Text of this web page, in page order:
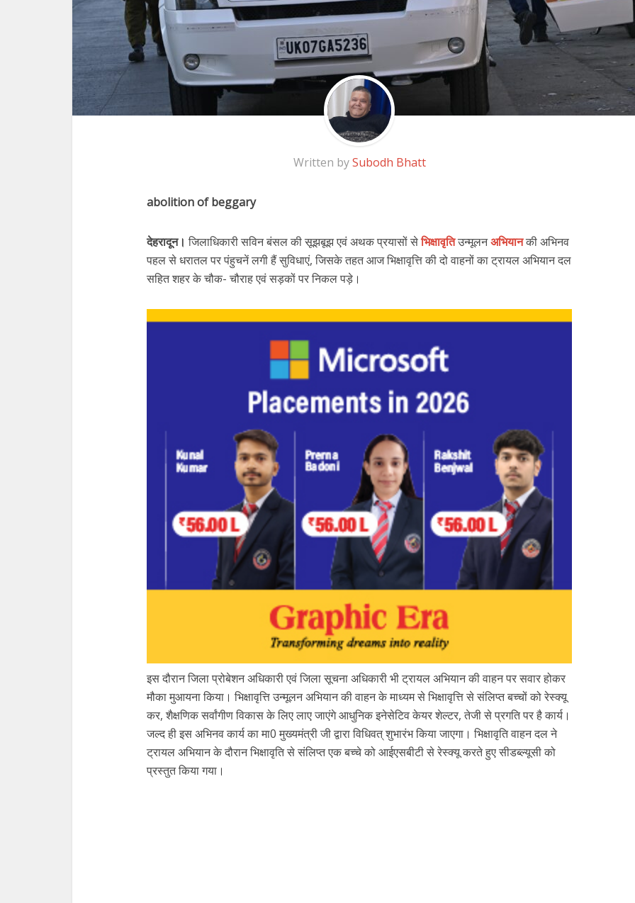
Written bySubodh Bhatt
abolition of beggary
देहरादून।जिलाधिकारी सविन बंसल की सूझबूझ एवं अथक प्रयासों सेभिक्षावृतिउन्मूलनअभियानकी अभिनव
पहल से धरातल पर पंहुचनें लगी हैं सुविधाएं, जिसके तहत आज भिक्षावृत्ति की दो वाहनों का ट्रायल अभियान दल
सहित शहर के चौक- चौराह एवं सड़कों पर निकल पड़े।
इस दौरान जिला प्रोबेशन अधिकारी एवं जिला सूचना अधिकारी भी ट्रायल अभियान की वाहन पर सवार होकर
मौका मुआयना किया। भिक्षावृत्ति उन्मूलन अभियान की वाहन के माध्यम से भिक्षावृत्ति से संलिप्त बच्चों को रेस्क्यू
कर, शैक्षणिक सर्वांगीण विकास के लिए लाए जाएंगे आधुनिक इनेसेटिव केयर शेल्टर, तेजी से प्रगति पर है कार्य।
जल्द ही इस अभिनव कार्य का मा0 मुख्यमंत्री जी द्वारा विधिवत् शुभारंभ किया जाएगा। भिक्षावृति वाहन दल ने
ट्रायल अभियान के दौरान भिक्षावृति से संलिप्त एक बच्चे को आईएसबीटी से रेस्क्यू करते हुए सीडब्ल्यूसी को
प्रस्तुत किया गया।